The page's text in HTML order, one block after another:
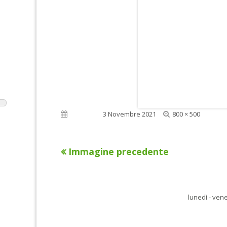
Pubblicato3 Novembre 2021
Dimensione
800 × 500
Immagine precedente
lunedì -